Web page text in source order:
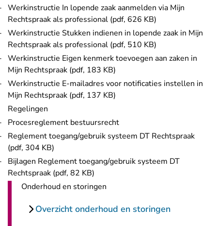
Werkinstructie In lopende zaak aanmelden via Mijn
Rechtspraak als professional (pdf, 626 KB)
Werkinstructie Stukken indienen in lopende zaak in Mijn
Rechtspraak als professional (pdf, 510 KB)
Werkinstructie Eigen kenmerk toevoegen aan zaken in
Mijn Rechtspraak (pdf, 183 KB)
Werkinstructie E-mailadres voor notificaties instellen in
Mijn Rechtspraak (pdf, 137 KB)
Regelingen
Procesreglement bestuursrecht
Reglement toegang/gebruik systeem DT Rechtspraak
(pdf, 304 KB)
Bijlagen Reglement toegang/gebruik systeem DT
Rechtspraak (pdf, 82 KB)
Onderhoud en storingen
Overzicht onderhoud en storingen